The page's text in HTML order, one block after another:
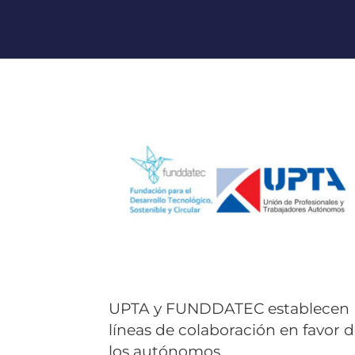
UPTA y FUNDDATEC establecen
líneas de colaboración en favor
los autónomos